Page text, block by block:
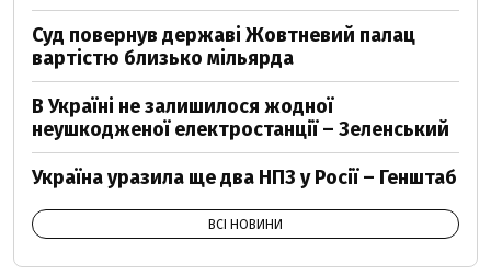
Суд повернув державі Жовтневий палац
вартістю близько мільярда
В Україні не залишилося жодної
неушкодженої електростанції – Зеленський
Україна уразила ще два НПЗ у Росії – Генштаб
ВСІ НОВИНИ